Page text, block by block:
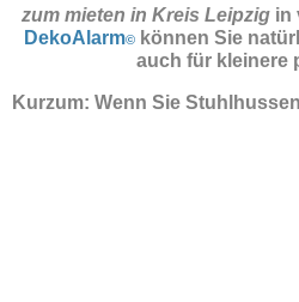
zum mieten in Kreis Leipzig in
DekoAlarm©
können Sie
auch für kleinere
Kurzum: Wenn Sie